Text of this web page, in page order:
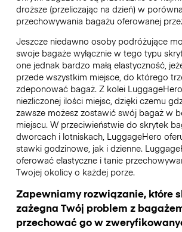
droższe (przeliczając na dzień) w
przechowywania bagażu oferowanej
Jeszcze niedawno osoby podróżujące
swoje bagaże wyłącznie w tego typu
one jednak bardzo małą elastyczność,
przede wszystkim miejsce, do którego
zdeponować bagaż. Z kolei
niezliczonej ilości miejsc, dzięki czemu
zawsze możesz zostawić swój bagaż w
miejscu. W przeciwieństwie do skrytek
dworcach i lotniskach, LuggageHero
stawki godzinowe, jak i dzienne.
oferować elastyczne i tanie
Twojej okolicy o każdej porze.
Zapewniamy rozwiązanie, które
zażegna Twój problem z
przechować go w